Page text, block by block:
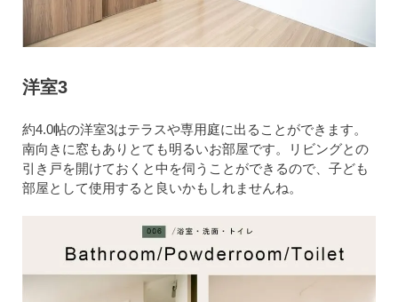
洋室3
約4.0帖の洋室3はテラスや専用庭に出ることができます。
南向きに窓もありとても明るいお部屋です。リビングとの
引き戸を開けておくと中を伺うことができるので、子ども
部屋として使用すると良いかもしれませんね。